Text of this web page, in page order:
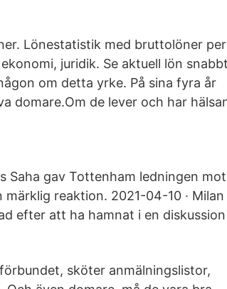
Lönestatistik med bruttolöner per
juridik. Se aktuell lön snabbt
om detta yrke. På sina fyra år
domare.Om de lever och har
Saha gav Tottenham ledningen mot
reaktion. 2021-04-10 · Milan
efter att ha hamnat i en diskussion
sköter anmälningslistor,